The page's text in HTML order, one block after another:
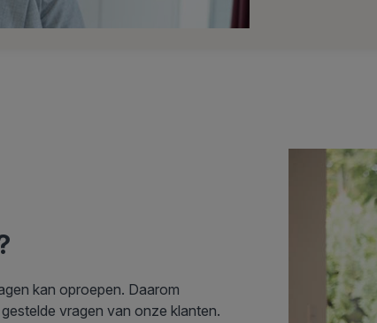
kan oproepen. Daarom
vragen van onze klanten.